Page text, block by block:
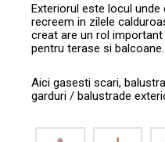
Exteriorul este locul
recreem in zilele
creat are un rol
pentru terase si balcoane.
Aici gasesti scari,
garduri / balustrade